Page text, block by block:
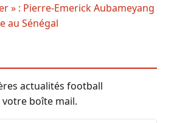
» : Pierre-Emerick Aubameyang
au Sénégal
actualités football
boîte mail.